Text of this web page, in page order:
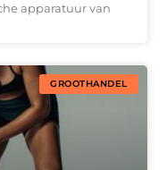
apparatuur van
GROOTHANDEL